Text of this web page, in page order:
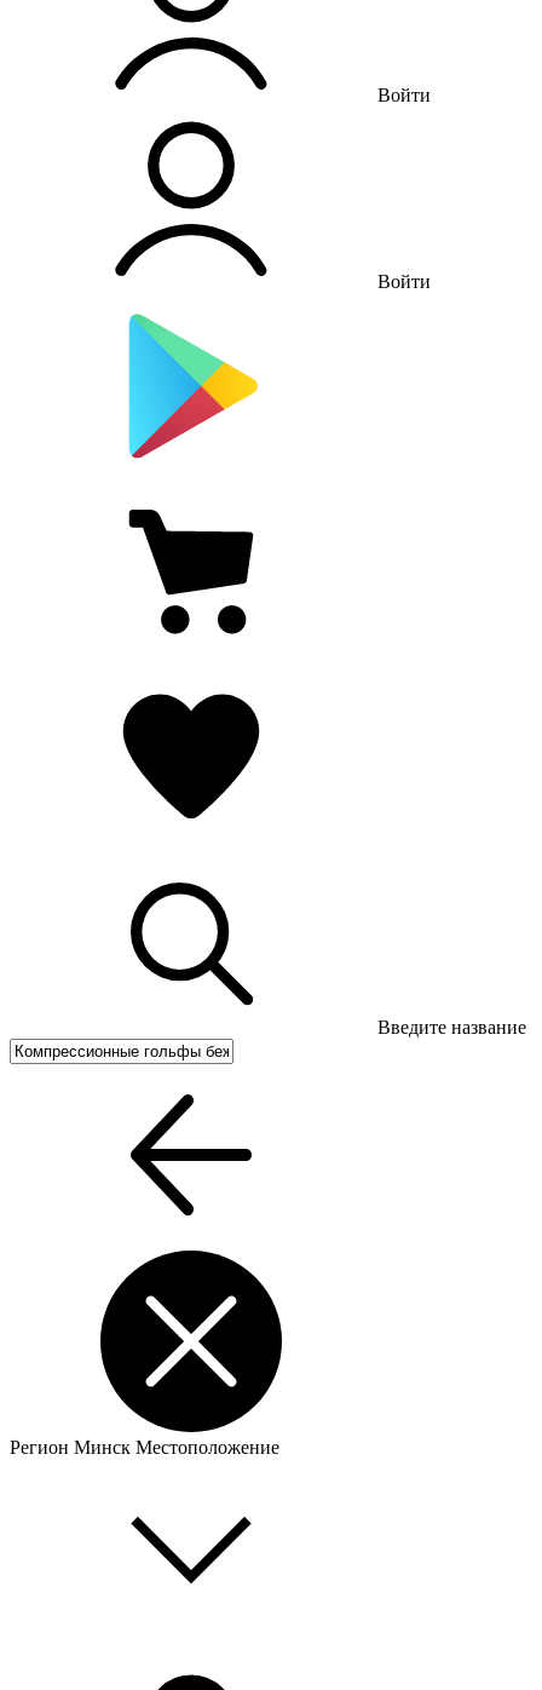
Войти
Войти
Введите название
Регион Минск Местоположение